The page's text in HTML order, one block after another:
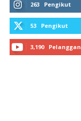
263 Pengikut
53 Pengikut
3,190 Pelanggan